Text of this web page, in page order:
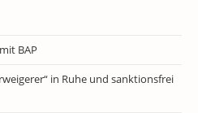
BAP
in Ruhe und sanktionsfrei